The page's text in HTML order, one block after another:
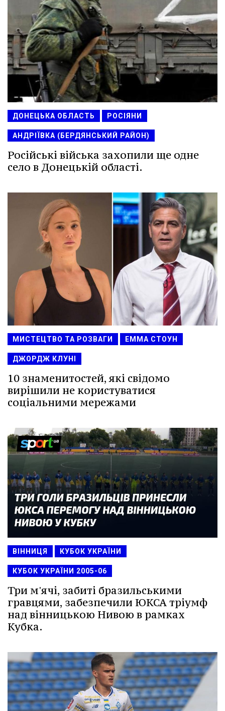
ДОНЕЦЬКА ОБЛАСТЬ РОСІЯНИ
АНДРІЇВКА (БЕРДЯНСЬКИЙ РАЙОН)
Російські війська захопили ще одне
село в Донецькій області.
МИСТЕЦТВО ТА РОЗВАГИ ЕММА СТОУН
ДЖОРДЖ КЛУНІ
10 знаменитостей, які свідомо
вирішили не користуватися
соціальними мережами
ВІННИЦЯ КУБОК УКРАЇНИ
КУБОК УКРАЇНИ 2005-06
Три м'ячі, забиті бразильськими
гравцями, забезпечили ЮКСА тріумф
над вінницькою Нивою в рамках
Кубка.